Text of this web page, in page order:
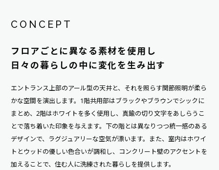
CONCEPT
フロアごとに異なる素材を使用し
日々の暮らしの中に変化を生み出す
エントランス上部のアール型の天井と、それを照らす関節照明が柔ら
かな空間を演出します。1階共用部はブラックやブラウンでシックに
まとめ、2階はホワイトを多く使用し、真鍮の切り文字をあしらうこ
とで落ち着いた印象を与えます。下の階とは異なりつつ統一感のある
デザインで、ラグジュアリーな空気が漂います。また、室内はホワイ
トとウッドの優しい色合いが調和し、コンクリート壁のアクセントを
加えることで、住む人に洗練された暮らしを提供します。